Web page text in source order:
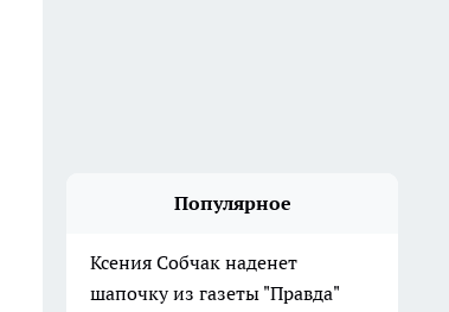
Популярное
Ксения Собчак наденет
шапочку из газеты "Правда"